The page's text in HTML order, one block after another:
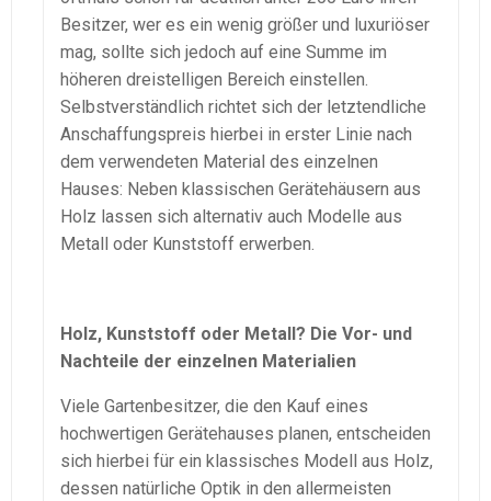
Besitzer, wer es ein wenig größer und luxuriöser
mag, sollte sich jedoch auf eine Summe im
höheren dreistelligen Bereich einstellen.
Selbstverständlich richtet sich der letztendliche
Anschaffungspreis hierbei in erster Linie nach
dem verwendeten Material des einzelnen
Hauses: Neben klassischen Gerätehäusern aus
Holz lassen sich alternativ auch Modelle aus
Metall oder Kunststoff erwerben.
Holz, Kunststoff oder Metall? Die Vor- und
Nachteile der einzelnen Materialien
Viele Gartenbesitzer, die den Kauf eines
hochwertigen Gerätehauses planen, entscheiden
sich hierbei für ein klassisches Modell aus Holz,
dessen natürliche Optik in den allermeisten